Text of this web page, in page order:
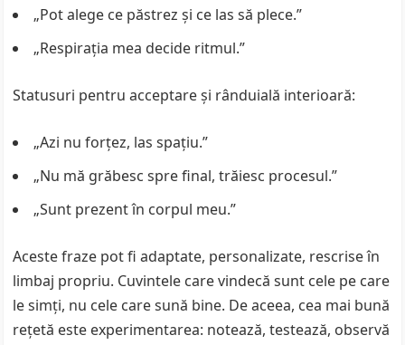
„Pot alege ce păstrez și ce las să plece.”
„Respirația mea decide ritmul.”
Statusuri pentru acceptare și rânduială interioară:
„Azi nu forțez, las spațiu.”
„Nu mă grăbesc spre final, trăiesc procesul.”
„Sunt prezent în corpul meu.”
Aceste fraze pot fi adaptate, personalizate, rescrise în
limbaj propriu. Cuvintele care vindecă sunt cele pe care
le simți, nu cele care sună bine. De aceea, cea mai bună
rețetă este experimentarea: notează, testează, observă